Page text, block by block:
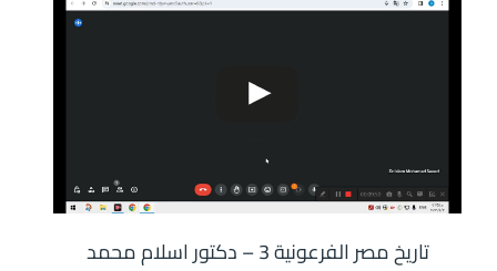
تاريخ مصر الفرعونية 3 – دكتور اسلام محمد